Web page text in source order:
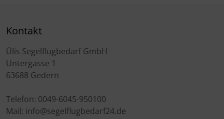
Kontakt
Ülis Segelflugbedarf GmbH
Untergasse 1
63688 Gedern
Telefon: 0049-6045-950100
Mail: info@segelflugbedarf24.de